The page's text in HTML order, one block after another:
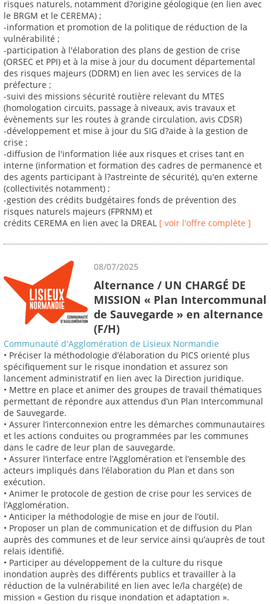
risques naturels, notamment d?origine géologique (en lien avec
le BRGM et le CEREMA) ;
-information et promotion de la politique de réduction de la
vulnérabilité ;
-participation à l'élaboration des plans de gestion de crise
(ORSEC et PPI) et à la mise à jour du document départemental
des risques majeurs (DDRM) en lien avec les services de la
préfecture ;
-suivi des missions sécurité routière relevant du MTES
(homologation circuits, passage à niveaux, avis travaux et
évènements sur les routes à grande circulation, avis CDSR)
-développement et mise à jour du SIG d?aide à la gestion de
crise ;
-diffusion de l'information liée aux risques et crises tant en
interne (information et formation des cadres de permanence et
des agents participant à l?astreinte de sécurité), qu'en externe
(collectivités notamment) ;
-gestion des crédits budgétaires fonds de prévention des
risques naturels majeurs (FPRNM) et
crédits CEREMA en lien avec la DREAL [ voir l'offre complète ]
08/07/2025
Alternance / UN CHARGÉ DE
MISSION « Plan Intercommunal
de Sauvegarde » en alternance
(F/H)
Communauté d'Agglomération de Lisieux Normandie
• Préciser la méthodologie d’élaboration du PICS orienté plus
spécifiquement sur le risque inondation et assurez son
lancement administratif en lien avec la Direction juridique.
• Mettre en place et animer des groupes de travail thématiques
permettant de répondre aux attendus d’un Plan Intercommunal
de Sauvegarde.
• Assurer l’interconnexion entre les démarches communautaires
et les actions conduites ou programmées par les communes
dans le cadre de leur plan de sauvegarde.
• Assurer l’interface entre l’Agglomération et l’ensemble des
acteurs impliqués dans l’élaboration du Plan et dans son
exécution.
• Animer le protocole de gestion de crise pour les services de
l’Agglomération.
• Anticiper la méthodologie de mise en jour de l’outil.
• Proposer un plan de communication et de diffusion du Plan
auprès des communes et de leur service ainsi qu’auprès de tout
relais identifié.
• Participer au développement de la culture du risque
inondation auprès des différents publics et travailler à la
réduction de la vulnérabilité en lien avec le/la chargé(e) de
mission « Gestion du risque inondation et adaptation ».